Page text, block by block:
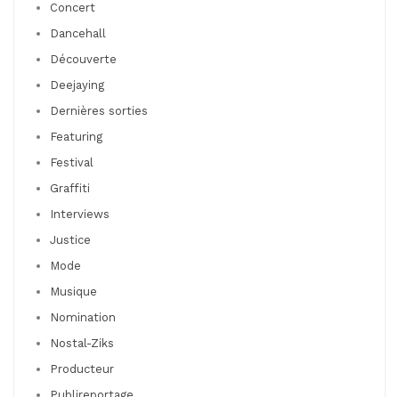
Concert
Dancehall
Découverte
Deejaying
Dernières sorties
Featuring
Festival
Graffiti
Interviews
Justice
Mode
Musique
Nomination
Nostal-Ziks
Producteur